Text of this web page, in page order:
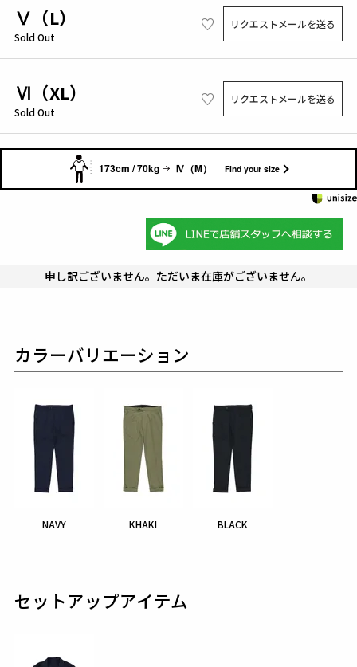
Ⅴ（L）
Sold Out
リクエストメールを送る
Ⅵ（XL）
Sold Out
リクエストメールを送る
173cm / 70kg Ⅳ（M） Find your size
申し訳ございません。ただいま在庫がございません。
カラーバリエーション
NAVY KHAKI BLACK
セットアップアイテム